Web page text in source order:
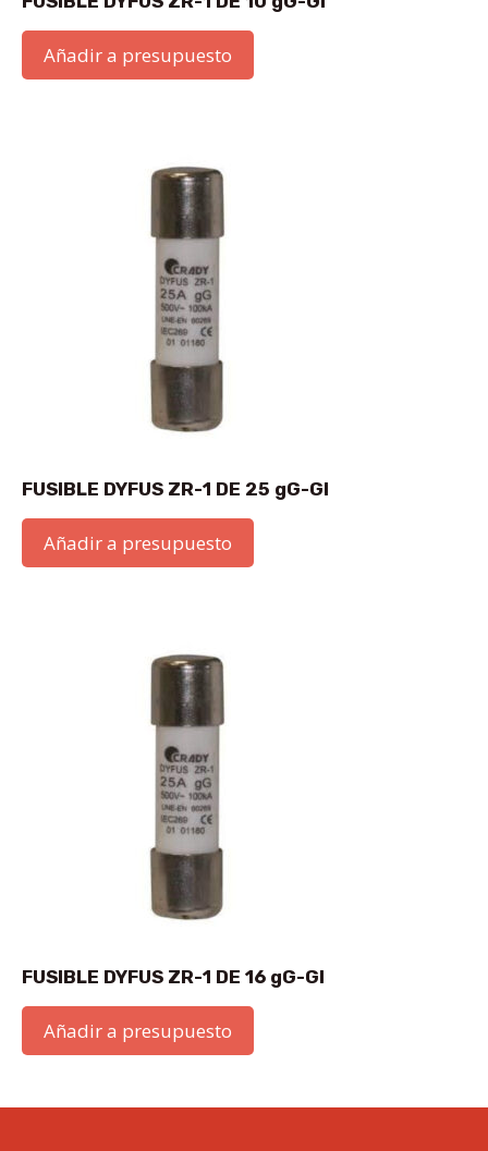
Añadir a presupuesto
FUSIBLE DYFUS ZR-1 DE 25 gG-GI
Añadir a presupuesto
FUSIBLE DYFUS ZR-1 DE 16 gG-GI
Añadir a presupuesto